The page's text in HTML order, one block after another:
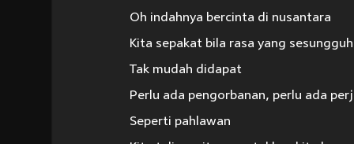
Oh indahnya bercinta di nusantara
Kita sepakat bila rasa yang
Tak mudah didapat
Perlu ada pengorbanan, perlu ada
Seperti pahlawan